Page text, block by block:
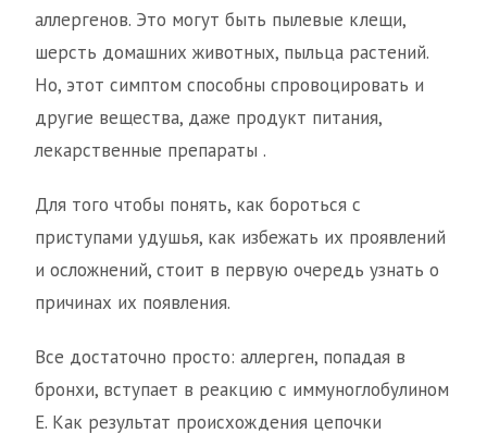
аллергенов. Это могут быть пылевые клещи,
шерсть домашних животных, пыльца растений.
Но, этот симптом способны спровоцировать и
другие вещества, даже продукт питания,
лекарственные препараты .
Для того чтобы понять, как бороться с
приступами удушья, как избежать их проявлений
и осложнений, стоит в первую очередь узнать о
причинах их появления.
Все достаточно просто: аллерген, попадая в
бронхи, вступает в реакцию с иммуноглобулином
Е. Как результат происхождения цепочки